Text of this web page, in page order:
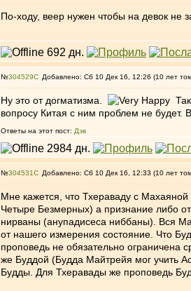
По-ходу, веер нужен чтобы на девок не
№304529 Добавлено: Сб 10 Дек 16, 12:26 (10 лет
Ну это от догматизма.
вопросу Китая с ним проблем не будет.
Ответы на этот пост: Дэв
№304531 Добавлено: Сб 10 Дек 16, 12:33 (10 лет
Мне кажется, что Тхераваду с
Четыре Безмерных) а признание либо
нирваны (анупадисеса ниббаны). Вся
от нашего измерения состояние. Что
проповедь не обязательно
же Буддой (Будда Майтрейя мог учить
Будды. Для Тхеравады же проповедь